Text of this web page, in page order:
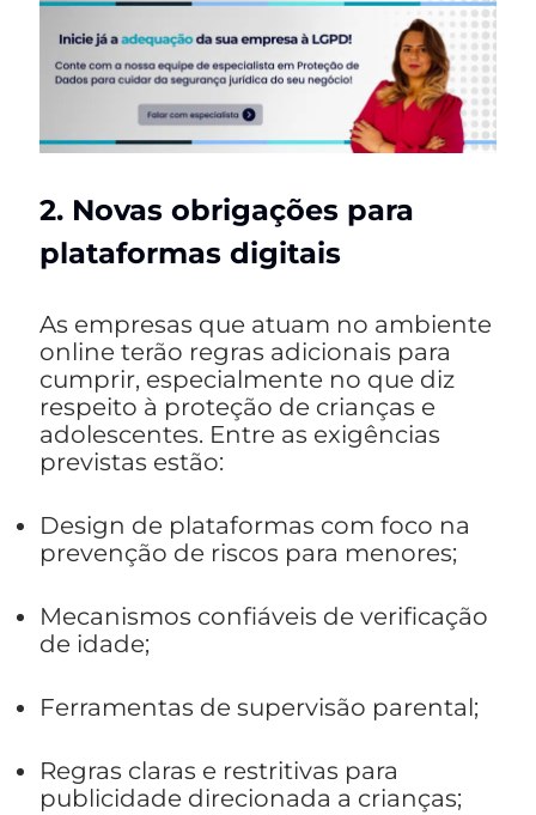
2. Novas obrigações para
plataformas digitais
As empresas que atuam no ambiente
online terão regras adicionais para
cumprir, especialmente no que diz
respeito à proteção de crianças e
adolescentes. Entre as exigências
previstas estão:
Design de plataformas com foco na
prevenção de riscos para menores;
Mecanismos confiáveis de verificação
de idade;
Ferramentas de supervisão parental;
Regras claras e restritivas para
publicidade direcionada a crianças;